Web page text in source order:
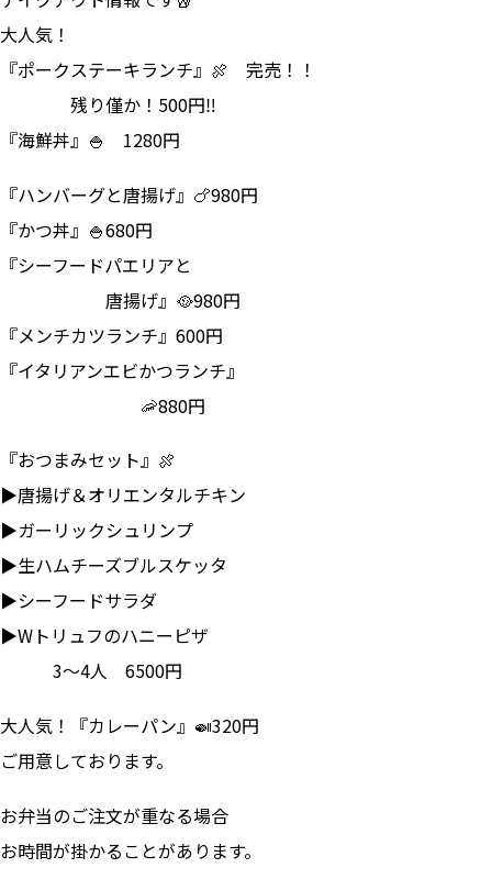
大人気！
『ポークステーキランチ』🍖 完売！！
残り僅か！500円‼
『海鮮丼』🍚 1280円
『ハンバーグと唐揚げ』🍗980円
『かつ丼』🍚680円
『シーフードパエリアと
唐揚げ』🥘980円
『メンチカツランチ』600円
『イタリアンエビかつランチ』
🦐880円
『おつまみセット』🍖
▶唐揚げ＆オリエンタルチキン
▶ガーリックシュリンプ
▶生ハムチーズブルスケッタ
▶シーフードサラダ
▶Wトリュフのハニーピザ
3～4人 6500円
大人気！『カレーパン』🍛320円
ご用意しております。
お弁当のご注文が重なる場合
お時間が掛かることがあります。